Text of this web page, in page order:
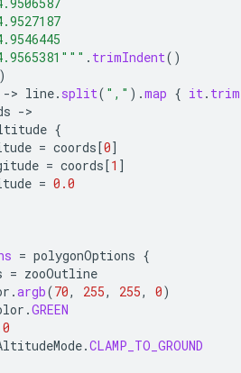
. trimIndent()
)
-> line. split( "," ).map { it. trim
-
{
= coords[0]
= coords[1 ]
= 0.0
= polygonOptions {
= zooOutline
.argb(70, 255, 255, 0)
.GREEN
.CLAMP_TO_GROUND